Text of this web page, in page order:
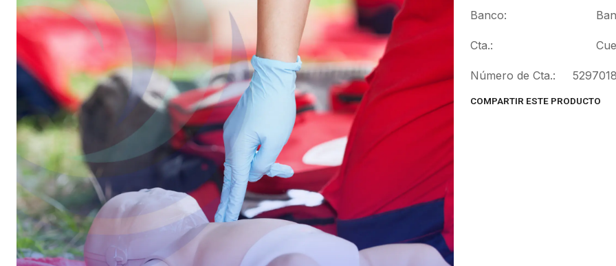
Banco: Banco
Cta.: Cuenta Vista
Número de Cta.:
COMPARTIR ESTE PRODUCTO